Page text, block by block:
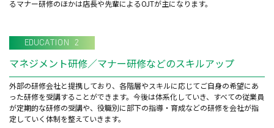
るマナー研修のほかは店長や先輩によるOJTが主になります。
EDUCATION 2
マネジメント研修／マナー研修などのスキルアップ
外部の研修会社と提携しており、各階層やスキルに応じてご自身の希望にあ
った研修を受講することができます。今後は体系化していき、すべての従業員
が定期的な研修の受講や、役職別に部下の指導・育成などの研修を会社が指
定していく体制を整えていきます。